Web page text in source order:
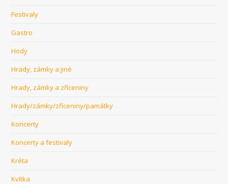
Festivaly
Gastro
Hody
Hrady, zámky a jiné
Hrady, zámky a zříceniny
Hrady/zámky/zříceniny/památky
Koncerty
Koncerty a festivaly
Kréta
Kvítka